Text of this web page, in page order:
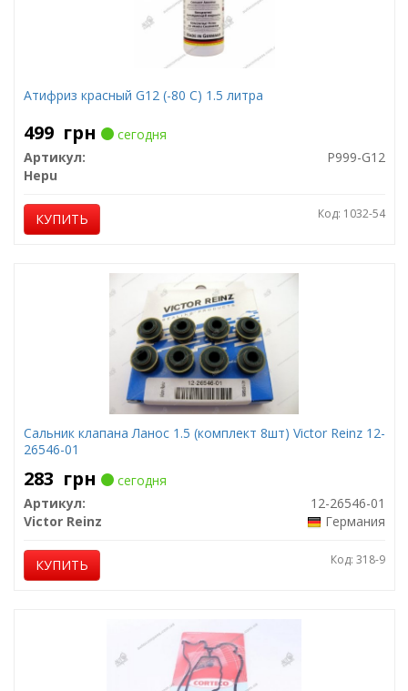
Атифриз красный G12 (-80 C) 1.5 литра
499 грн
сегодня
Артикул:
P999-G12
Hepu
КУПИТЬ Код: 1032-54
Сальник клапана Ланос 1.5 (комплект 8шт) Victor Reinz 12-
26546-01
283 грн
сегодня
Артикул:
12-26546-01
Victor Reinz
Германия
КУПИТЬ Код: 318-9